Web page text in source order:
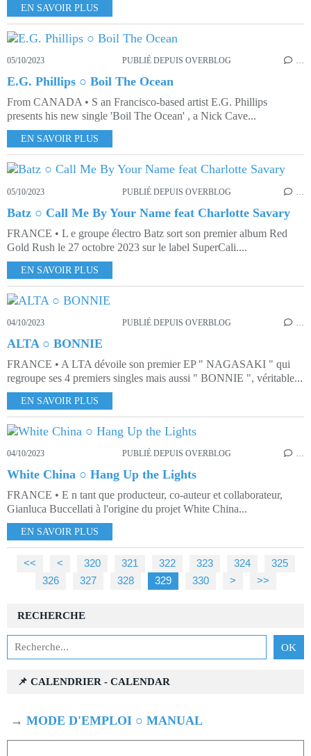
EN SAVOIR PLUS
05/10/2023 PUBLIÉ DEPUIS OVERBLOG …
E.G. Phillips ○ Boil The Ocean
From CANADA • S an Francisco-based artist E.G. Phillips
presents his new single 'Boil The Ocean' , a Nick Cave...
EN SAVOIR PLUS
05/10/2023 PUBLIÉ DEPUIS OVERBLOG
Batz ○ Call Me By Your Name feat Charlotte Savary
FRANCE • L e groupe électro Batz sort son premier album Red
Gold Rush le 27 octobre 2023 sur le label SuperCali....
EN SAVOIR PLUS
04/10/2023 PUBLIÉ DEPUIS OVERBLOG …
ALTA ○ BONNIE
FRANCE • A LTA dévoile son premier EP " NAGASAKI " qui
regroupe ses 4 premiers singles mais aussi " BONNIE ", véritable...
EN SAVOIR PLUS
04/10/2023 PUBLIÉ DEPUIS OVERBLOG …
White China ○ Hang Up the Lights
FRANCE • E n tant que producteur, co-auteur et collaborateur,
Gianluca Buccellati à l'origine du projet White China...
EN SAVOIR PLUS
<< < 300
310
320 321 322 323 324
325
326
327 328 329 330 340
350
360
370
380
390
400
500
600
700
800
900
1000
> >>
RECHERCHE
📌 CALENDRIER - CALENDAR
→ MODE D'EMPLOI ○ MANUAL